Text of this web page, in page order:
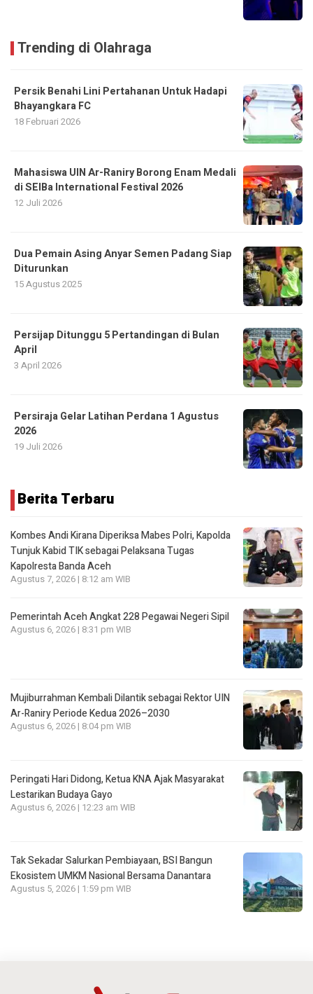
Trending di Olahraga
Persik Benahi Lini Pertahanan Untuk Hadapi
Bhayangkara FC
18 Februari 2026
Mahasiswa UIN Ar-Raniry Borong Enam Medali
di SEIBa International Festival 2026
12 Juli 2026
Dua Pemain Asing Anyar Semen Padang Siap
Diturunkan
15 Agustus 2025
Persijap Ditunggu 5 Pertandingan di Bulan
April
3 April 2026
Persiraja Gelar Latihan Perdana 1 Agustus
2026
19 Juli 2026
Berita Terbaru
Kombes Andi Kirana Diperiksa Mabes Polri, Kapolda
Tunjuk Kabid TIK sebagai Pelaksana Tugas
Kapolresta Banda Aceh
Agustus 7, 2026 | 8:12 am WIB
Pemerintah Aceh Angkat 228 Pegawai Negeri Sipil
Agustus 6, 2026 | 8:31 pm WIB
Mujiburrahman Kembali Dilantik sebagai Rektor UIN
Ar-Raniry Periode Kedua 2026–2030
Agustus 6, 2026 | 8:04 pm WIB
Peringati Hari Didong, Ketua KNA Ajak Masyarakat
Lestarikan Budaya Gayo
Agustus 6, 2026 | 12:23 am WIB
Tak Sekadar Salurkan Pembiayaan, BSI Bangun
Ekosistem UMKM Nasional Bersama Danantara
Agustus 5, 2026 | 1:59 pm WIB